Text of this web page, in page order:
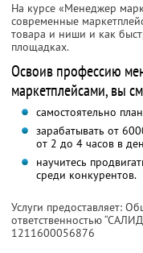
На курсе «Менеджер
современные
товара и ниши и как
площадках.
Освоив профессию
маркетплейсами, вы
самостоятельно
зарабатывать от
от 2 до 4 часов в
научитесь
среди конкурентов.
Услуги предоставляет:
ответственностью
1211600056876